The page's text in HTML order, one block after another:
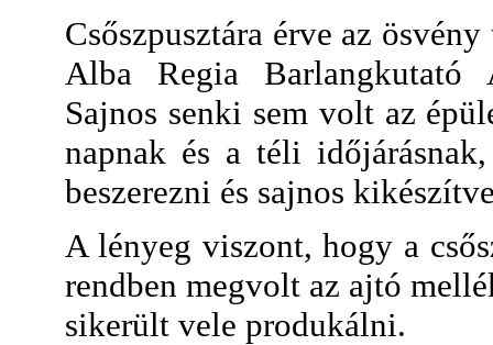
Csőszpusztára érve az
Alba Regia Barlangkutató
Sajnos senki sem volt az
napnak és a téli
beszerezni és sajnos
A lényeg viszont, hogy a
rendben megvolt az ajtó
sikerült vele produkálni.